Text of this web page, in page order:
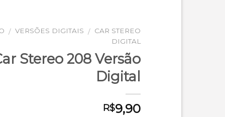
/ VERSÕES DIGITAIS / CAR STEREO
DIGITAL
Stereo 208 Versão
Digital
R$9,90